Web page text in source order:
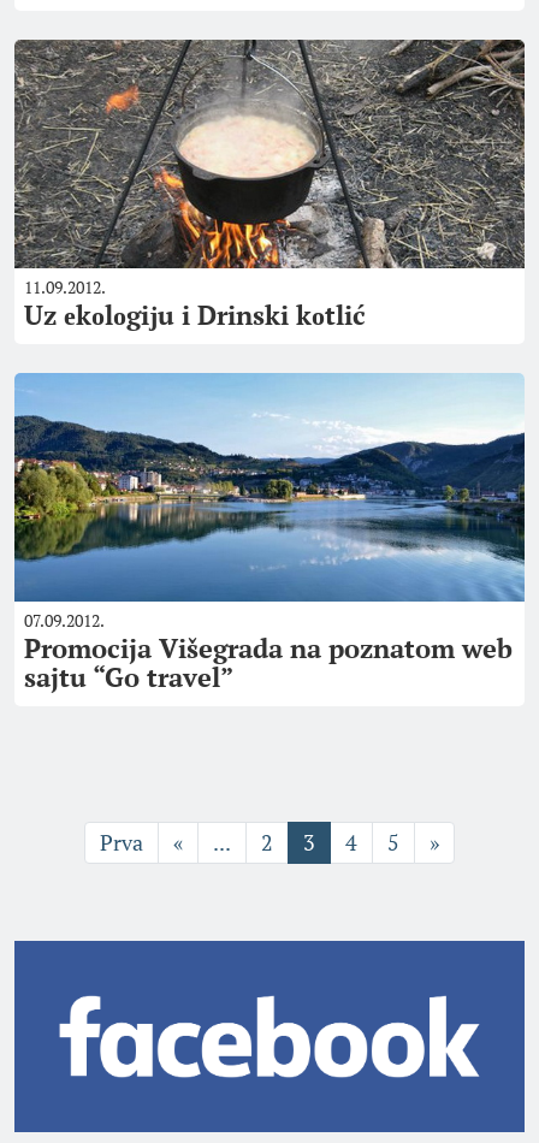
11.09.2012.
Uz еkоlоgiјu i Drinski kоtlić
07.09.2012.
Promocija Višegrada na poznatom web
sajtu “Go travel”
Prva « ... 2 3 4 5 »